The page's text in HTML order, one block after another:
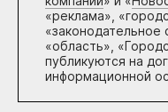
«реклама»,
«законодательное
«область»,
публикуются на
информационной